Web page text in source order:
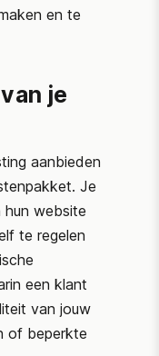
en te
je
aanbieden
Je
website
te regelen
een klant
van jouw
of beperkte